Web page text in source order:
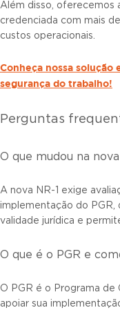
Além disso, oferecemos
credenciada com mais
custos operacionais.
Conheça nossa solução
segurança do trabalho!
Perguntas
O que mudou na
A nova NR-1 exige
implementação do
validade jurídica e
O que é o PGR e
O PGR é o Programa de
apoiar sua